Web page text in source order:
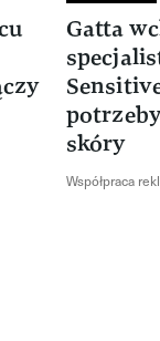
Gatta
skóry
Współpraca